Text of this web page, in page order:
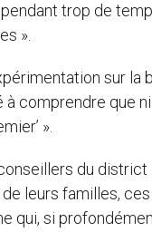
trop de
».
sur
comprendre que
».
du
leurs familles,
qui, si